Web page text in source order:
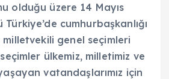
olduğu üzere 14 Mayıs
cumhurbaşkanlığı
genel seçimleri
ülkemiz, milletimiz ve
vatandaşlarımız için